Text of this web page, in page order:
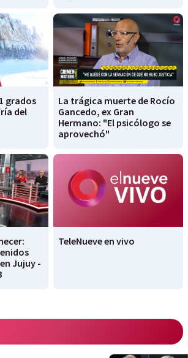
grados
del
La trágica muerte de Rocío
Gancedo, ex Gran
Hermano: "El psicólogo se
aprovechó"
Jujuy -
TeleNueve en vivo